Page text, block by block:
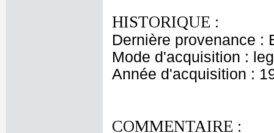
HISTORIQUE :
Dernière provenance :
Mode d'acquisition :
Année d'acquisition :
COMMENTAIRE :